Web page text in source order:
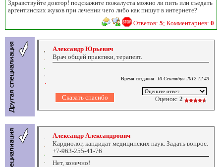
Здравствуйте доктор! подскажите пожалуста можно ли пить или съедать
аргентинских жуков при лечении чего либо как пишут в интернете?
Ответов: 5; Комментариев: 0
Александр Юрьевич
Врач общей практики, терапевт.
Время создания: 10 Сентября 2012 12:43
Оценок: 2
Александр Александрович
Кардиолог, кандидат медицинских наук. Задать вопрос:
+7-963-255-41-76
Нет, конечно!